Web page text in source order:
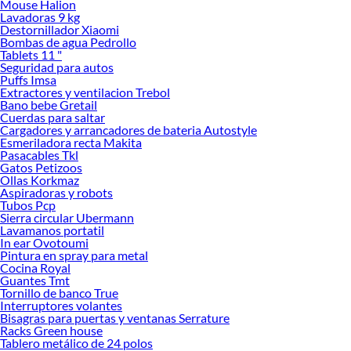
Mouse Halion
Lavadoras 9 kg
Destornillador Xiaomi
Bombas de agua Pedrollo
Tablets 11 "
Seguridad para autos
Puffs Imsa
Extractores y ventilacion Trebol
Bano bebe Gretail
Cuerdas para saltar
Cargadores y arrancadores de bateria Autostyle
Esmeriladora recta Makita
Pasacables Tkl
Gatos Petizoos
Ollas Korkmaz
Aspiradoras y robots
Tubos Pcp
Sierra circular Ubermann
Lavamanos portatil
In ear Ovotoumi
Pintura en spray para metal
Cocina Royal
Guantes Tmt
Tornillo de banco True
Interruptores volantes
Bisagras para puertas y ventanas Serrature
Racks Green house
Tablero metálico de 24 polos